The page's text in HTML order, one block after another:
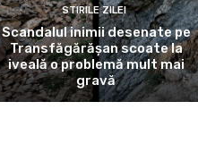
STIRILE ZILEI
Scandalul inimii desenate pe
Transfăgărășan scoate la
iveală o problemă mult mai
gravă